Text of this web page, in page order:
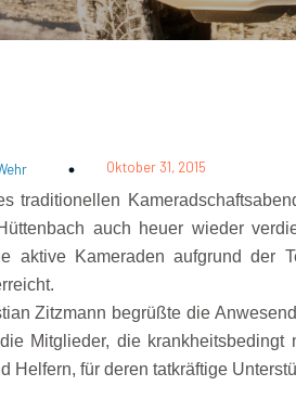
Oktober 31, 2015
traditionellen
auch heuer wieder
aktive Kameraden aufgrund der
Zitzmann begrüßte die
Mitglieder, die
Helfern, für deren tatkräftige